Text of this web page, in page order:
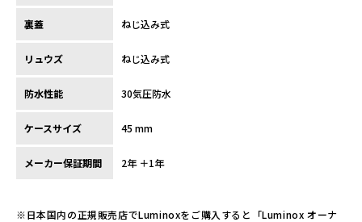
裏蓋 ねじ込み式
リュウズ ねじ込み式
防水性能 30気圧防水
ケースサイズ 45 mm
メーカー保証期間 2年 ＋1年
※日本国内の正規販売店でLuminoxをご購入すると「Luminox オーナ